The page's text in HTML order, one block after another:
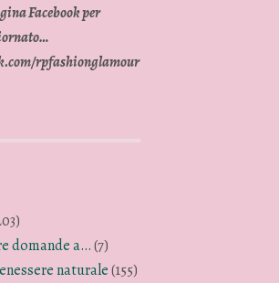
Facebook per
rpfashionglamour
domande a…(7)
naturale(155)